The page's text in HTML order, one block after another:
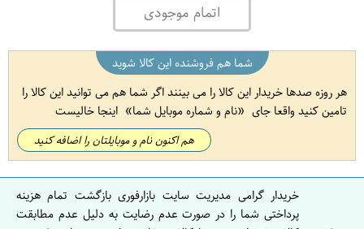
اتمام موجودی
شما هم فروشنده این کالا شوید
هر روزه صدها خریدار این کالا را می بینند اگر شما هم می توانید این کالا را
تامین کنید واقعا جای
نام و شماره موبایل شما اینجا خالیست
هم اکنون نام و موبایلتان را اضافه کنید
خریدار گرامی مدیریت سایت بازارفوری بازگشت تمام هزینه
پرداختی شما را در صورت عدم رضایت به دلیل عدم مطابقت